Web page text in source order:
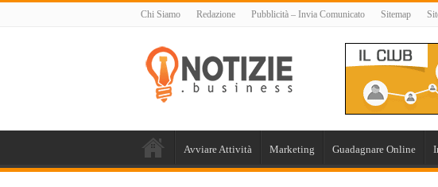
Chi Siamo Redazione Pubblicità – Invia Comunicato Sitemap
Avviare Attività Marketing Guadagnare Online